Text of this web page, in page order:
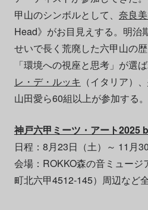
甲山のシンボルとして、 奈良
Head》がお目見えする。明治
せいで長く荒廃した六甲山の
「環境への視座と思考」が選ば
レ・デ・ルッキ （イタリア）、
山田愛ら60組以上が参加する。
神戸六甲ミーツ・アート2025
日程：8月23日（土）～ 11月30
会場：ROKKO森の音ミュージ
町北六甲4512‐145）周辺など